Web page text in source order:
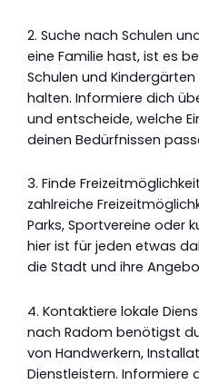
2. Suche nach Schulen
eine Familie hast, ist es
Schulen und
halten. Informiere dich
und entscheide, welche
deinen Bedürfnissen
3. Finde
zahlreiche
Parks, Sportvereine oder
hier ist für jeden etwas
die Stadt und ihre
4. Kontaktiere lokale
nach Radom benötigst
von Handwerkern,
Dienstleistern. Informiere